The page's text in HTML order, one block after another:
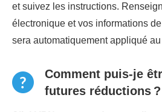
et suivez les instructions.
électronique et vos informations
sera automatiquement appliqué
Comment puis-je
futures réductions ?